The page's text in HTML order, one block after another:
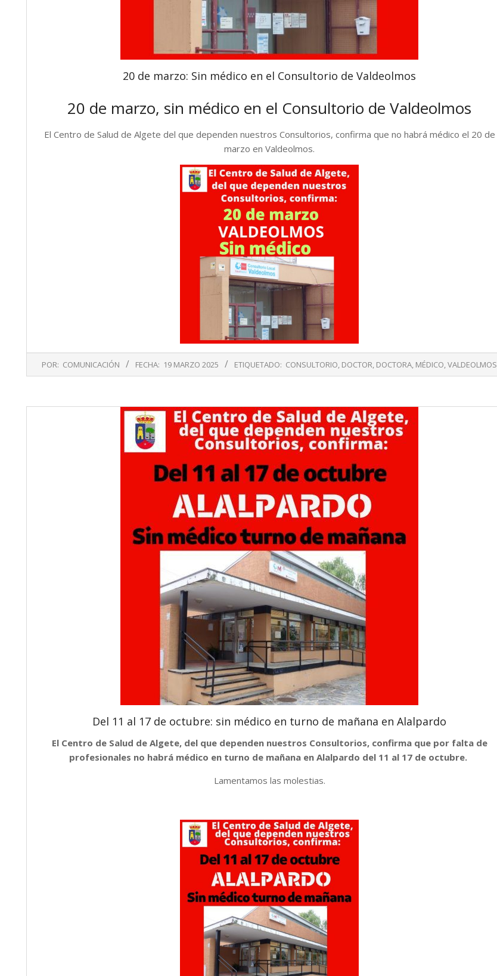
20 de marzo: Sin médico en el Consultorio de Valdeolmos
20 de marzo, sin médico en el Consultorio de Valdeolmos
El Centro de Salud de Algete del que dependen nuestros Consultorios, confirma que no habrá médico el 20 de
marzo en Valdeolmos.
POR: COMUNICACIÓN FECHA: 19 MARZO 2025 ETIQUETADO: CONSULTORIO, DOCTOR, DOCTORA, MÉDICO,VALDEOLMOS
Del 11 al 17 de octubre: sin médico en turno de mañana en Alalpardo
El Centro de Salud de Algete, del que dependen nuestros Consultorios, confirma que por falta de
profesionales no habrá médico en turno de mañana en Alalpardo del 11 al 17 de octubre.
Lamentamos las molestias.